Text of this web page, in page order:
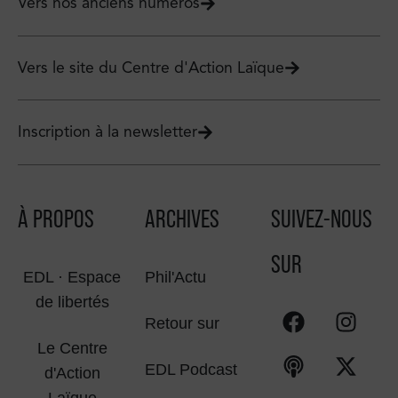
Vers le site du Centre d'Action Laïque
Inscription à la newsletter
À PROPOS
EDL · Espace
de libertés
Le Centre
d'Action
ARCHIVES
Phil'Actu
Retour sur
EDL Podcast
SUIVEZ-NOUS
SUR